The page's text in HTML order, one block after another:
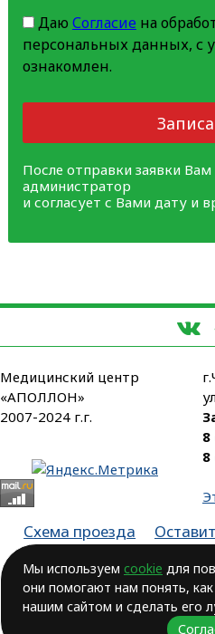
Даю Согласиена
персональных данных, с
ознакомлен.
После отправки заявки
администратор
и согласует с Вами дату и
Медицинский центр
«АПОЛЛОН»
2007-2024 г.г.
8
8
Схема проезда
Лицензия № ЛО-74-01-003806, от
здравоохранения
Мы используем cookie для
они помогают нам понять,
нашим сайтом и сделать его